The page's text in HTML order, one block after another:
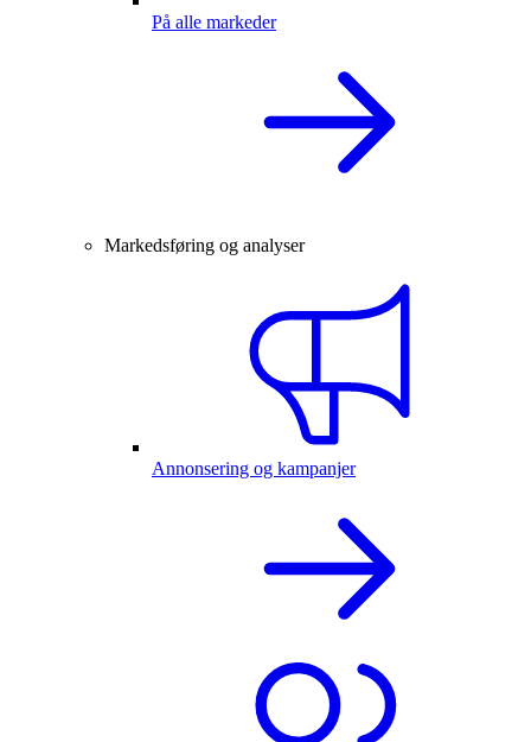
På alle markeder
Markedsføring og analyser
Annonsering og kampanjer